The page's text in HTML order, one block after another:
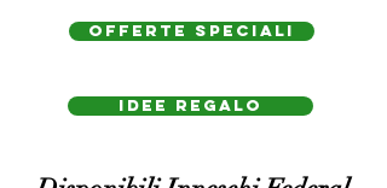
OFFERTE SPECIALI
IDEE REGAlo